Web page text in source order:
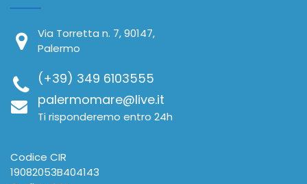
Via Torretta n. 7, 90147,
Palermo
(+39) 349 6103555
palermomare@live.it
Ti risponderemo entro 24h
Codice CIR
19082053B404143